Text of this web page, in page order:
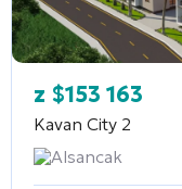
z $153 163
Kavan City 2
Alsancak